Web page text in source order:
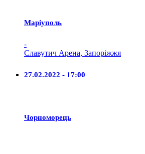
Маріуполь
-
Славутич Арена, Запоріжжя
27.02.2022 - 17:00
Чорноморець